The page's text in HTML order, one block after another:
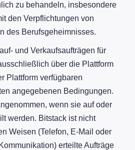
zu behandeln, insbesondere
den Verpflichtungen von
des Berufsgeheimnisses.
und Verkaufsaufträgen für
über die Plattform
Plattform verfügbaren
angegebenen Bedingungen.
wenn sie auf oder
werden. Bitstack ist nicht
Weisen (Telefon, E-Mail oder
erteilte Aufträge